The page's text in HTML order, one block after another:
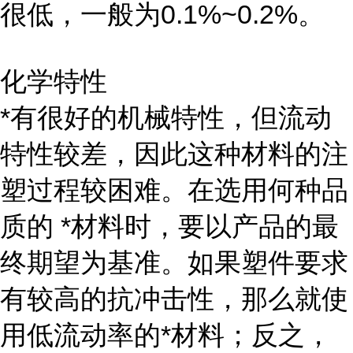
很低，一般为0.1%~0.2%。
化学特性
*有很好的机械特性，但流动
特性较差，因此这种材料的注
塑过程较困难。在选用何种品
质的 *材料时，要以产品的最
终期望为基准。如果塑件要求
有较高的抗冲击性，那么就使
用低流动率的*材料；反之，